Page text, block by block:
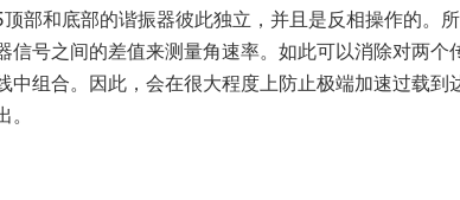
部和底部的谐振器彼此独立，并且是反相操作的。
号之间的差值来测量角速率。如此可以消除对两个
组合。因此，会在很大程度上防止极端加速过载到